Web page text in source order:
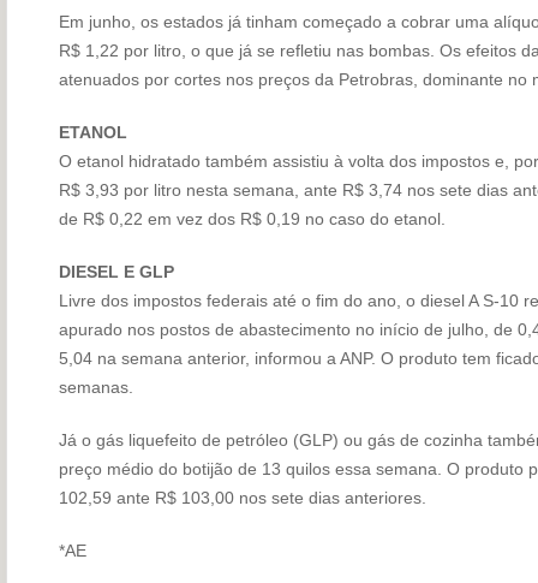
Em junho, os estados já tinham começado a cobrar uma
R$ 1,22 por litro, o que já se refletiu nas bombas. Os efeitos
atenuados por cortes nos preços da Petrobras, dominante no
ETANOL
O etanol hidratado também assistiu à volta dos impostos e,
R$ 3,93 por litro nesta semana, ante R$ 3,74 nos sete dias
de R$ 0,22 em vez dos R$ 0,19 no caso do etanol.
DIESEL E GLP
Livre dos impostos federais até o fim do ano, o diesel A S-10
apurado nos postos de abastecimento no início de julho, de
5,04 na semana anterior, informou a ANP. O produto tem
semanas.
Já o gás liquefeito de petróleo (GLP) ou gás de cozinha
preço médio do botijão de 13 quilos essa semana. O produto
102,59 ante R$ 103,00 nos sete dias anteriores.
*AE